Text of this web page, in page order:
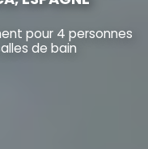
pour 4 personnes
de bain